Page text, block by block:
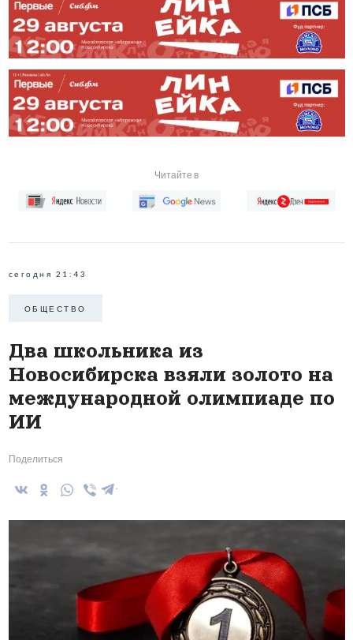
Читайте в
сегодня 21:43
ОБЩЕСТВО
Два школьника из
Новосибирска взяли золото на
международной олимпиаде по
ИИ
Поделиться